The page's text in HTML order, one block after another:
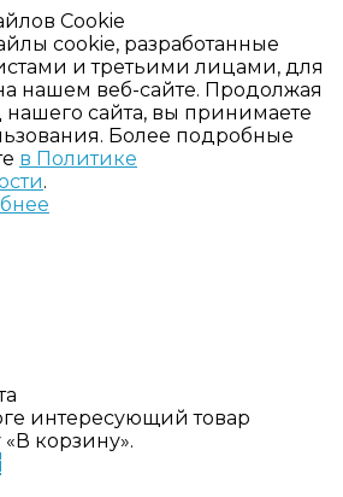
Cookie
cookie, разработанные
и третьими лицами, для
нашем веб-сайте. Продолжая
сайта, вы принимаете
Более подробные
в Политике
.
интересующий товар
корзину».